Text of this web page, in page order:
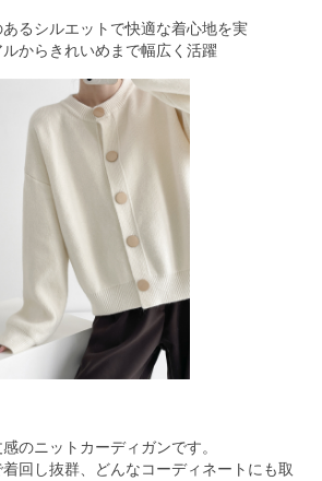
るシルエットで快適な着心地を実
からきれいめまで幅広く活躍
のニットカーディガンです。
着回し抜群、どんなコーディネートにも取